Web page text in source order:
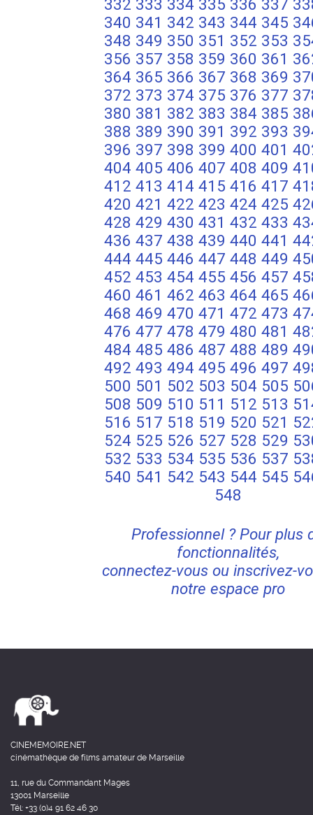
332 333 334 335 336 337
340 341 342 343 344 345
348 349 350 351 352 353
356 357 358 359 360 361
364 365 366 367 368 369
372 373 374 375 376 377
380 381 382 383 384 385
388 389 390 391 392 393
396 397 398 399 400 401
404 405 406 407 408 409
412 413 414 415 416 417
420 421 422 423 424 425
428 429 430 431 432 433
436 437 438 439 440 441
444 445 446 447 448 449
452 453 454 455 456 457
460 461 462 463 464 465
468 469 470 471 472 473
476 477 478 479 480 481
484 485 486 487 488 489
492 493 494 495 496 497
500 501 502 503 504 505
508 509 510 511 512 513
516 517 518 519 520 521
524 525 526 527 528 529
532 533 534 535 536 537
540 541 542 543 544 545
548
Professionnel ? Pour plus
fonctionnalités,
connectez-vous ou inscrivez-
notre espace pro
CINEMEMOIRE.NET
cinémathèque de films amateur de Marseille
11, rue du Commandant Mages
13001 Marseille
Tél: +33 (0)4 91 62 46 30